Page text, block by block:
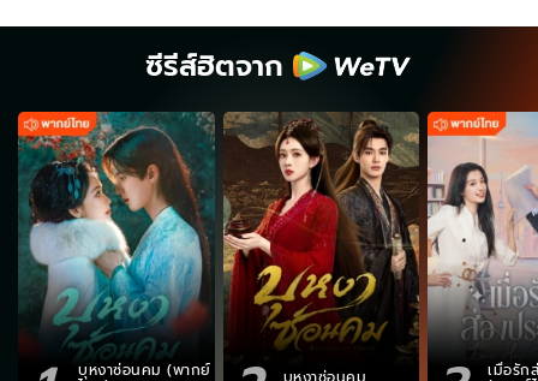
ซีรีส์ฮิตจาก
บุหงาซ่อนคม (พากย์ บุหงาซ่อนคม เมื่อรัก